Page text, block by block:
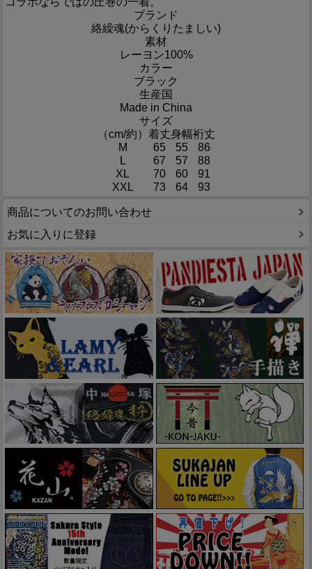
ブランド
絡繰魂(からくりたましい)
素材
レーヨン100%
カラー
ブラック
生産国
Made in China
サイズ
（cm/約） 着丈身幅裄丈
M
65 55
86
L
67 57
88
XL
70 60
91
XXL
73 64 93
商品についてのお問い合わせ
お気に入りに登録